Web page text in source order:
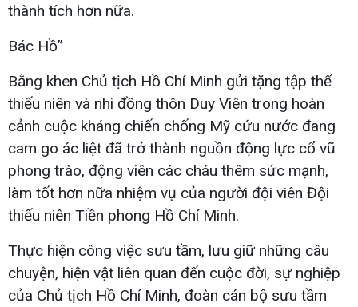
thành tích hơn nữa.
Bác Hồ”
Bằng khen Chủ tịch Hồ Chí Minh gửi tặng tập thể
thiếu niên và nhi đồng thôn Duy Viên trong hoàn
cảnh cuộc kháng chiến chống Mỹ cứu nước đang
cam go ác liệt đã trở thành nguồn động lực cổ vũ
phong trào, động viên các cháu thêm sức mạnh,
làm tốt hơn nữa nhiệm vụ của người đội viên Đội
thiếu niên Tiền phong Hồ Chí Minh.
Thực hiện công việc sưu tầm, lưu giữ những câu
chuyện, hiện vật liên quan đến cuộc đời, sự nghiệp
của Chủ tịch Hồ Chí Minh, đoàn cán bộ sưu tầm